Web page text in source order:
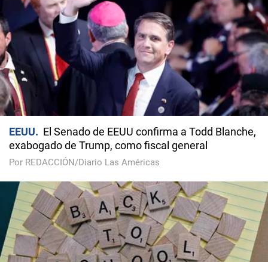
EEUU
El Senado de EEUU confirma a Todd Blanche,
exabogado de Trump, como fiscal general
Por REDACCIÓN/Diario Las Américas